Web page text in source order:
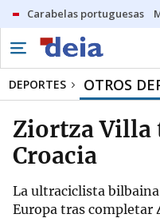
Carabelas portuguesas
DEPORTES OTROS
Ziortza Villa
Croacia
La ultraciclista
Europa tras completar